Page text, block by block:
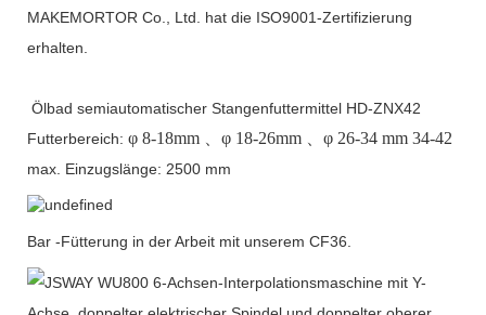
MAKEMORTOR Co., Ltd. hat die ISO9001-Zertifizierung
erhalten.
Ölbad semiautomatischer Stangenfuttermittel HD-ZNX42
Futterbereich: φ 8-18mm 、φ 18-26mm 、φ 26-34 mm 34-42
max. Einzugslänge: 2500 mm
Bar -Fütterung in der Arbeit mit unserem CF36.